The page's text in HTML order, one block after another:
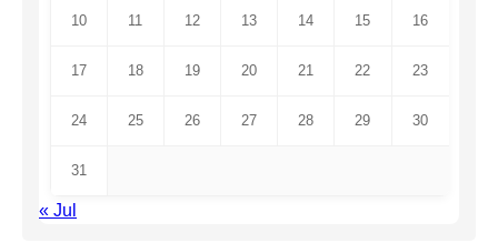
10 11 12 13 14 15 16
17 18 19 20 21 22 23
24 25 26 27 28 29 30
31
« Jul